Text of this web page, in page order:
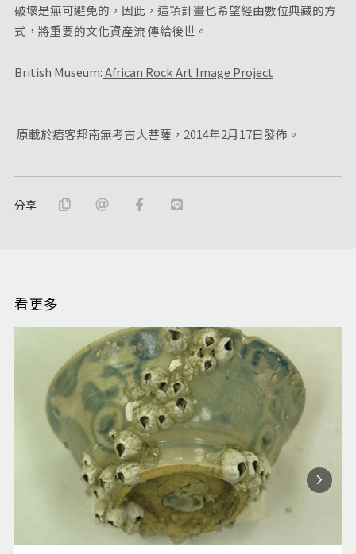
破壞是無可避免的，因此，這項計畫也希望經由數位典藏的方
式，將重要的文化資產流 傳給後世。
British Museum:African Rock Art Image Project
原載於痞客邦南無考古大菩薩，2014年2月17日發佈。
分享
看更多